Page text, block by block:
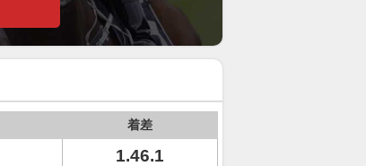
着差
1.46.1